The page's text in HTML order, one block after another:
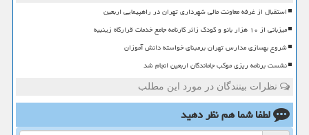
استقبال از غرفه معاونت مالی شهرداری تهران در راهپیمایی اربعین
میزبانی از ۱۰ هزار بانو و کودک زائر کارنامه جامع خدمات قرارگاه زینبیه
شروع بهسازی مدارس تهران برمبنای خواسته دانش آموزان
نشست برنامه ریزی موکب جاماندگان اربعین انجام شد
نظرات بینندگان در مورد این مطلب
لطفا شما همنظر دهید